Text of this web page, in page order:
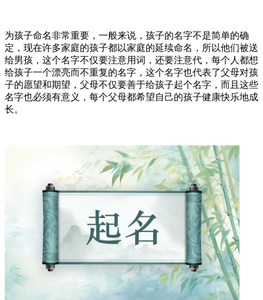
为孩子命名非常重要，一般来说，孩子的名字不是简单的确
定，现在许多家庭的孩子都以家庭的延续命名，所以他们被送
给男孩，这个名字不仅要注意用词，还要注意代，每个人都想
给孩子一个漂亮而不重复的名字，这个名字也代表了父母对孩
子的愿望和期望，父母不仅要善于给孩子起个名字，而且这些
名字也必须有意义，每个父母都希望自己的孩子健康快乐地成
长。